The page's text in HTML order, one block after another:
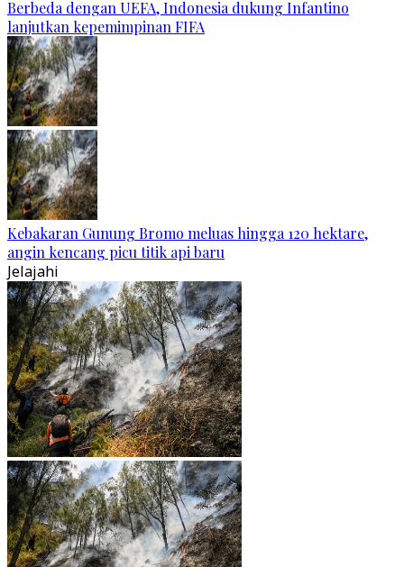
Berbeda dengan UEFA, Indonesia dukung Infantino
lanjutkan kepemimpinan FIFA
Kebakaran Gunung Bromo meluas hingga 120 hektare,
angin kencang picu titik api baru
Jelajahi